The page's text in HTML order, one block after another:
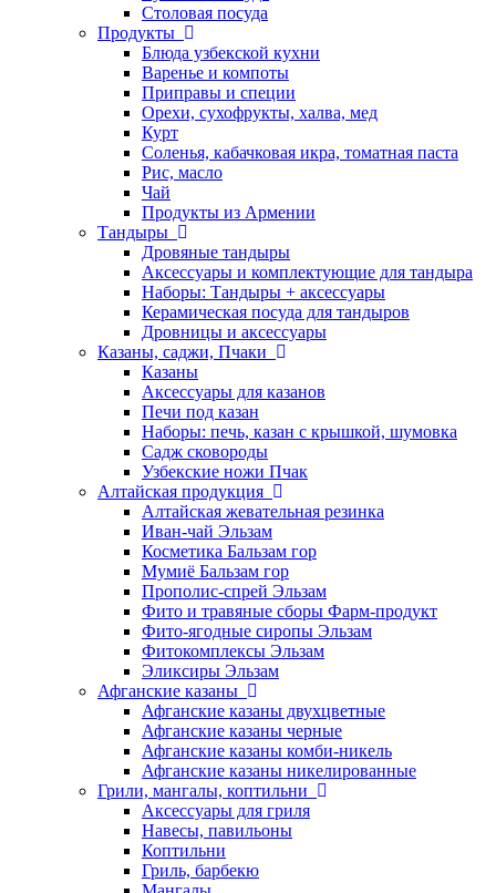
Столовая посуда
Продукты
Блюда узбекской кухни
Варенье и компоты
Приправы и специи
Орехи, сухофрукты, халва, мед
Курт
Соленья, кабачковая икра, томатная паста
Рис, масло
Чай
Продукты из Армении
Тандыры
Дровяные тандыры
Аксессуары и комплектующие для тандыра
Наборы: Тандыры + аксессуары
Керамическая посуда для тандыров
Дровницы и аксессуары
Казаны, саджи, Пчаки
Казаны
Аксессуары для казанов
Печи под казан
Наборы: печь, казан с крышкой, шумовка
Садж сковороды
Узбекские ножи Пчак
Алтайская продукция
Алтайская жевательная резинка
Иван-чай Эльзам
Косметика Бальзам гор
Мумиё Бальзам гор
Прополис-спрей Эльзам
Фито и травяные сборы Фарм-продукт
Фито-ягодные сиропы Эльзам
Фитокомплексы Эльзам
Эликсиры Эльзам
Афганские казаны
Афганские казаны двухцветные
Афганские казаны черные
Афганские казаны комби-никель
Афганские казаны никелированные
Грили, мангалы, коптильни
Аксессуары для гриля
Навесы, павильоны
Коптильни
Гриль, барбекю